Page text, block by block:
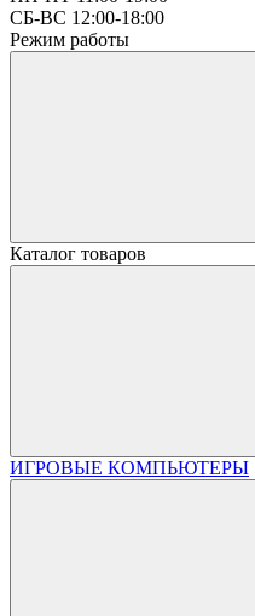
СБ-ВС 12:00-18:00
Режим работы
Каталог товаров
ИГРОВЫЕ КОМПЬЮТЕРЫ